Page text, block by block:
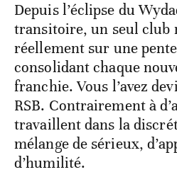
Depuis l’éclipse du
transitoire, un seul club
réellement sur une
consolidant chaque
franchie. Vous l’avez
RSB. Contrairement à
travaillent dans la
mélange de sérieux,
d’humilité.